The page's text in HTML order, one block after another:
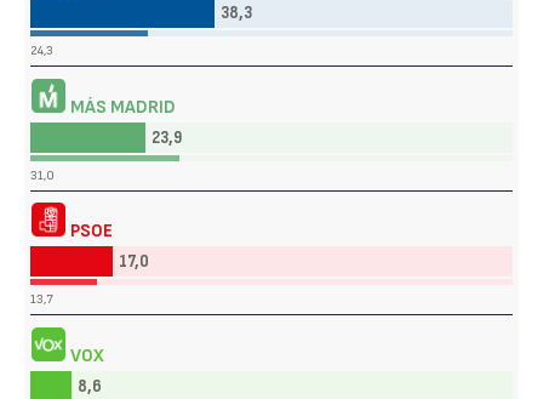
38,3
24,3
MÁS MADRID
23,9
31,0
PSOE
17,0
13,7
VOX
8,6